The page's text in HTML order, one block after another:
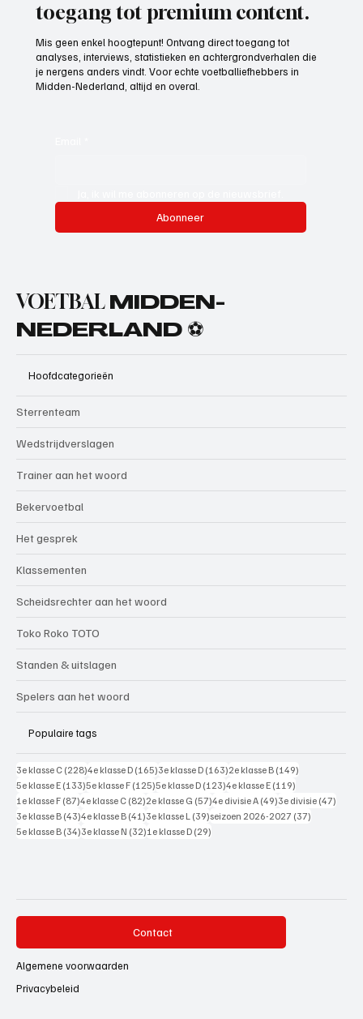
toegang tot premium content.
Mis geen enkel hoogtepunt! Ontvang direct toegang tot
analyses, interviews, statistieken en achtergrondverhalen die
je nergens anders vindt. Voor echte voetballiefhebbers in
Midden-Nederland, altijd en overal.
Abonneer
VOETBAL MIDDEN-
NEDERLAND ⚽
Hoofdcategorieën
Sterrenteam
Wedstrijdverslagen
Trainer aan het woord
Bekervoetbal
Het gesprek
Klassementen
Scheidsrechter aan het woord
Toko Roko TOTO
Standen & uitslagen
Spelers aan het woord
Populaire tags
3e klasse C (228)228 posts
4e klasse D (165)165 posts
3e klasse D (163)163 posts
2e klasse B (149)
5e klasse E (133)133 posts
5e klasse F (125)125 posts
5e klasse D (123)123 posts
4e klasse E (119)
1e klasse F (87)87 posts
4e klasse C (82)82 posts
2e klasse G (57)57 posts
4e divisie A (49)49 posts
3e divisie (47)
3e klasse B (43)43 posts
4e klasse B (41)41 posts
3e klasse L (39)39 posts
seizoen 2026-2027 (37)
5e klasse B (34)34 posts
3e klasse N (32)32 posts
1e klasse D (29)
Contact
Algemene voorwaarden
Privacybeleid